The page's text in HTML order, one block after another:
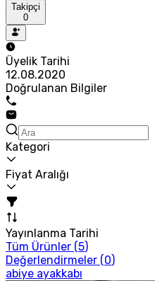
Takipçi
0
Üyelik Tarihi
12.08.2020
Doğrulanan Bilgiler
Kategori
Fiyat Aralığı
Yayınlanma Tarihi
Tüm Ürünler (5)
Değerlendirmeler (0)
abiye ayakkabı